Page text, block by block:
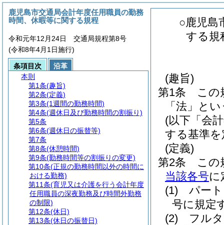
○鹿児島
する規
(趣旨)
第1条
この
「法」と
(以下「会
する基準
(定義)
第2条
この
当該各号に
(1)
パー
号に規定
(2)
フル
鹿児島市交通局会計年度任用職員の勤務
時間、休暇等に関する規程
令和元年12月24日 交通局規程第8号
(令和8年4月1日施行)
条項目次
沿革
本則
第1条(趣旨)
第2条(定義)
第3条(1週間の勤務時間)
第4条(週休日及び勤務時間の割振り)
第5条
第6条(週休日の振替等)
第7条
第8条(休憩時間)
第9条(勤務時間等の割振りの変更)
第10条(正規の勤務時間以外の時間に
おける勤務)
第11条(育児又は介護を行う会計年度
任用職員の深夜勤務及び時間外勤務
の制限)
第12条(休日)
第13条(休日の振替日)